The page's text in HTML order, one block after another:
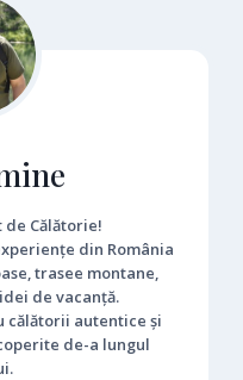
de Călătorie!
din România
trasee montane,
de vacanță.
călătorii autentice și
de-a lungul